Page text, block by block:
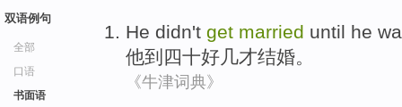
双语例句
全部
口语
书面语
He didn't get married until he
他到 四十好几才结婚。
《牛津词典》